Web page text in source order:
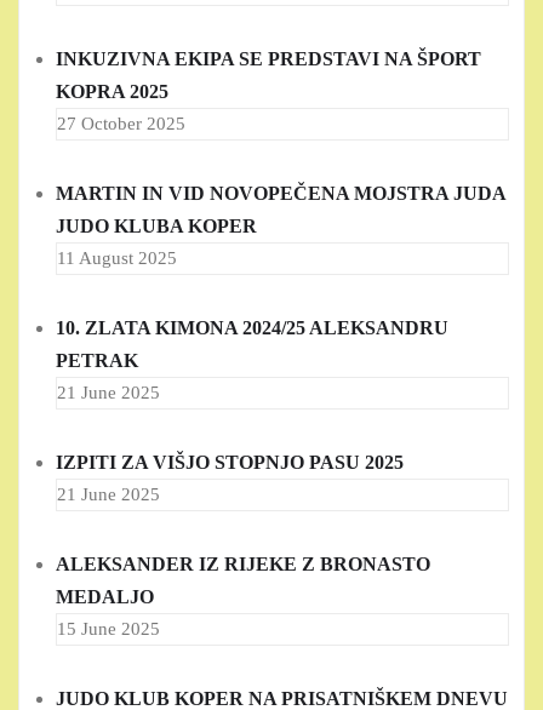
INKUZIVNA EKIPA SE PREDSTAVI NA ŠPORT
KOPRA 2025
27 October 2025
MARTIN IN VID NOVOPEČENA MOJSTRA JUDA
JUDO KLUBA KOPER
11 August 2025
10. ZLATA KIMONA 2024/25 ALEKSANDRU
PETRAK
21 June 2025
IZPITI ZA VIŠJO STOPNJO PASU 2025
21 June 2025
ALEKSANDER IZ RIJEKE Z BRONASTO
MEDALJO
15 June 2025
JUDO KLUB KOPER NA PRISATNIŠKEM DNEVU